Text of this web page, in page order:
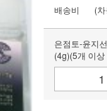
배송비
(
은점토-윤지
(4g)(5개 이